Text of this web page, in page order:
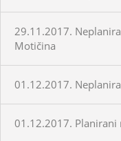
29.11.2017.
Motičina
01.12.2017.
01.12.2017. Planirani